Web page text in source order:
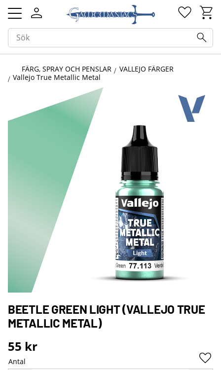
Meny
FÄRG, SPRAY OCH PENSLAR
VALLEJO FÄRGER
Vallejo True Metallic Metal
BEETLE GREEN LIGHT (VALLEJO TRUE
METALLIC METAL)
55 kr
Antal